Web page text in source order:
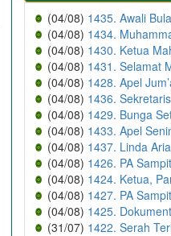
(04/08) 1435. Awali
(04/08) 1434.
(04/08) 1430. Ketua
(04/08) 1431. Selamat
(04/08) 1428. Apel
(04/08) 1436.
(04/08) 1429. Bunga
(04/08) 1433. Apel
(04/08) 1437. Linda
(04/08) 1426. PA
(04/08) 1424. Ketua,
(04/08) 1427. PA
(04/08) 1425.
(31/07) 1422. Serah